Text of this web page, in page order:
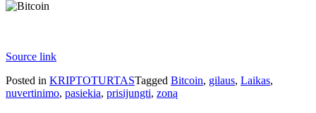
Source link
Posted in KRIPTOTURTASTagged Bitcoin, gilaus, Laikas,
nuvertinimo, pasiekia, prisijungti, zoną